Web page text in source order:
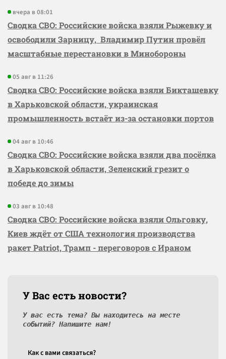
вчера в 08:01
Сводка СВО: Российские войска взяли Рыжевку и
освободили Зарницу, Владимир Путин провёл
масштабные перестановки в Минобороны
05 авг в 11:26
Сводка СВО: Российские войска взяли Бикташевку
в Харьковской области, украинская
промышленность встаёт из-за остановки портов
04 авг в 10:46
Сводка СВО: Российские войска взяли два посёлка
в Харьковской области, Зеленский грезит о
победе до зимы
03 авг в 10:48
Сводка СВО: Российские войска взяли Ольговку,
Киев ждёт от США технология производства
ракет Patriot, Трамп - переговоров с Ираном
У Вас есть новости?
У вас есть тема? Вы находитесь на месте
событий? Напишите нам!
Как c вами связаться?